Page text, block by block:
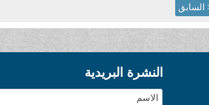
السابق
النشرة البريدية